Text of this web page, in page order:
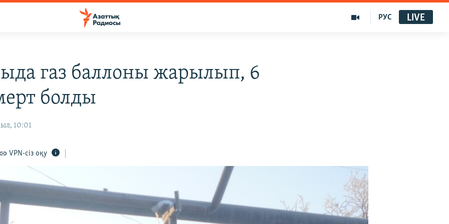
РУС LIVE
газ баллоны жарылып, 6
болды
10:01
VPN-сіз оқу